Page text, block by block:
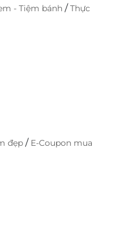
- Tiệm bánh /Thực
đẹp / E-Coupon mua